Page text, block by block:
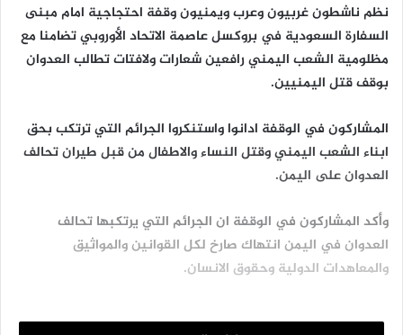
نظم ناشطون غربيون وعرب ويمنيون وقفة احتجاجية امام مبنى
السفارة السعودية في بروكسل عاصمة الاتحاد الأوروبي تضامنا مع
مظلومية الشعب اليمني رافعين شعارات ولافتات تطالب العدوان
بوقف قتل اليمنيين.
المشاركون في الوقفة ادانوا واستنكروا الجرائم التي ترتكب بحق
ابناء الشعب اليمني وقتل النساء والاطفال من قبل طيران تحالف
العدوان على اليمن.
وأكد المشاركون في الوقفة ان الجرائم التي يرتكبها تحالف
العدوان في اليمن انتهاك صارخ لكل القوانين والمواثيق
والمعاهدات الدولية وحقوق الانسان.